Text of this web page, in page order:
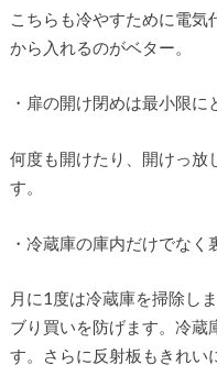
こちらも冷やすために電気
から入れるのがベター。
・扉の開け閉めは最小限に
何度も開けたり、開けっ放
す。
・冷蔵庫の庫内だけでなく
月に1度は冷蔵庫を掃除し
ブり買いを防げます。冷蔵
す。さらに反射板もきれい